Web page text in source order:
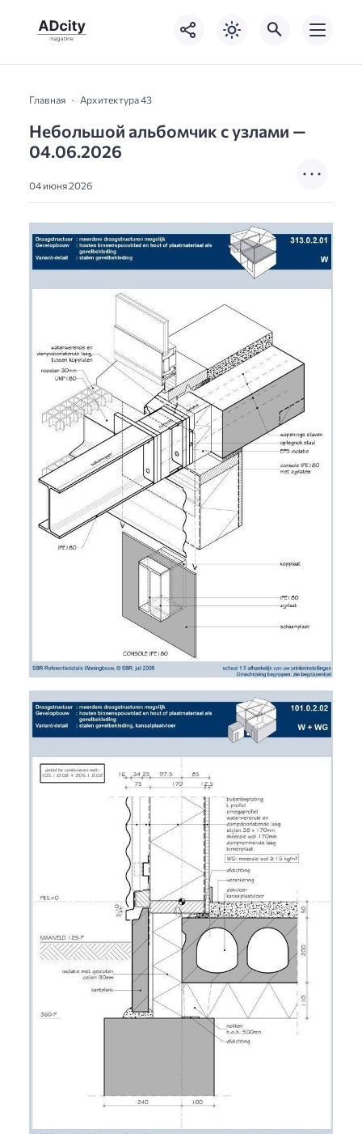
Главная Архитектура 43
Небольшой альбомчик с узлами —
04.06.2026
04 июня 2026